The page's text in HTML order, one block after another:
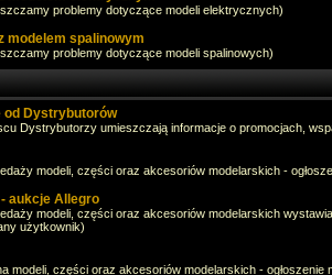
problemy dotyczące modeli elektrycznych)
modelem spalinowym
problemy dotyczące modeli spalinowych)
od Dystrybutorów
Dystrybutorzy umieszczają informacje o promocjach,
modeli, części oraz akcesoriów modelarskich -
aukcje Allegro
modeli, części oraz akcesoriów modelarskich
użytkownik)
modeli, części oraz akcesoriów modelarskich -